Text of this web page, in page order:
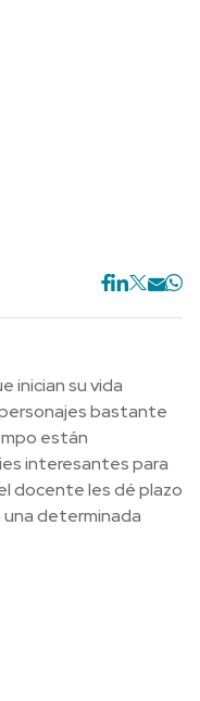
inician su vida
bastante
están
interesantes para
docente les dé plazo
determinada